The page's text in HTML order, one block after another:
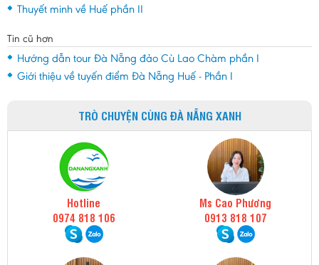
Thuyết minh về Huế phần II
Tin cũ hơn
Hướng dẫn tour Đà Nẵng đảo Cù Lao Chàm phần I
Giới thiệu về tuyến điểm Đà Nẵng Huế - Phần I
TRÒ CHUYỆN CÙNG ĐÀ NẴNG XANH
Hotline
0974 818 106
Ms Cao Phương
0913 818 107